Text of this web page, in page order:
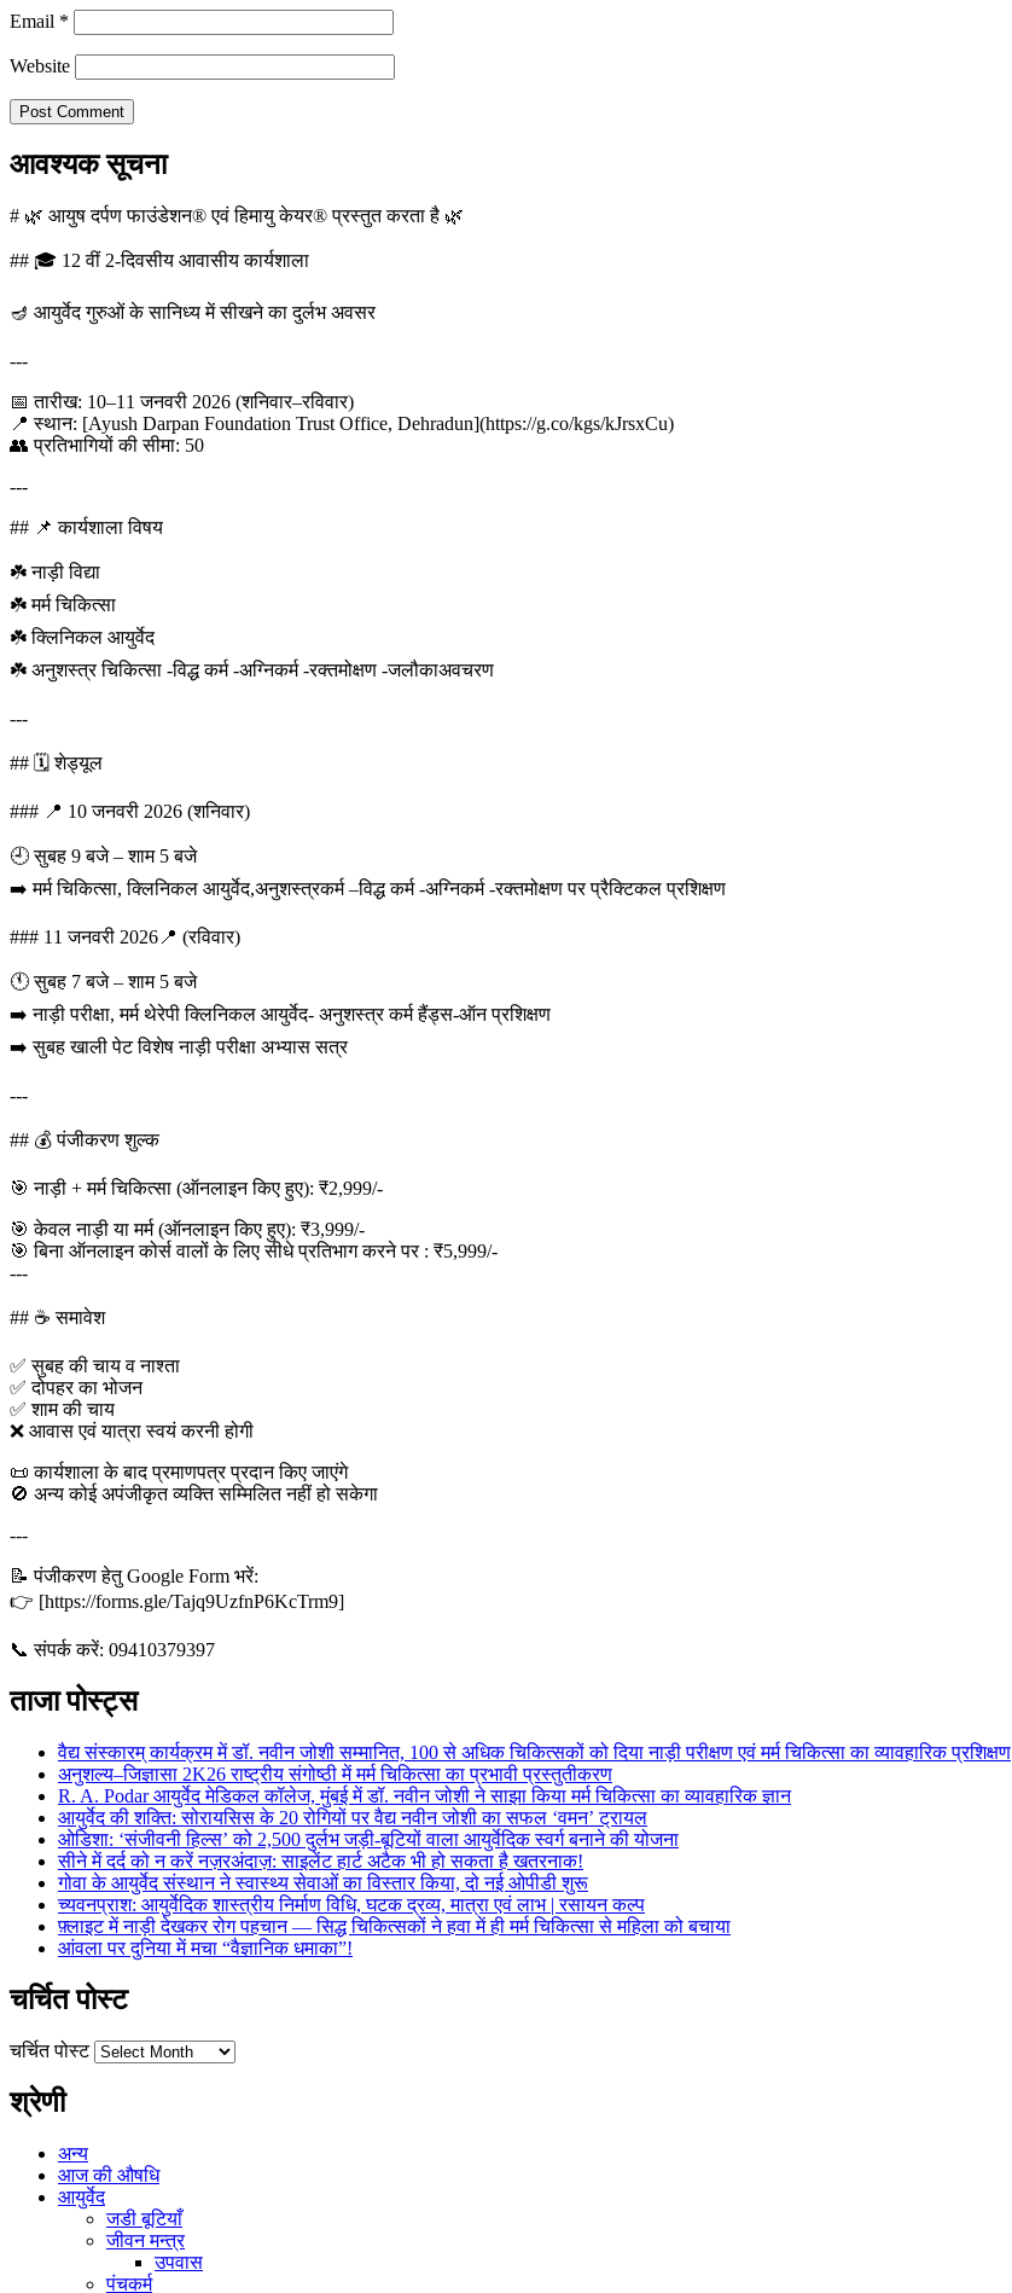
Email *
Website
आवश्यक सूचना
# 🌿 आयुष दर्पण फाउंडेशन® एवं हिमायु केयर® प्रस्तुत करता है 🌿
## 🎓 12 वीं 2-दिवसीय आवासीय कार्यशाला
🪔 आयुर्वेद गुरुओं के सानिध्य में सीखने का दुर्लभ अवसर
---
📅 तारीख: 10–11 जनवरी 2026 (शनिवार–रविवार)
📍 स्थान: [Ayush Darpan Foundation Trust Office, Dehradun](https://g.co/kgs/kJrsxCu)
👥 प्रतिभागियों की सीमा: 50
---
## 📌 कार्यशाला विषय
☘️ नाड़ी विद्या
☘️ मर्म चिकित्सा
☘️ क्लिनिकल आयुर्वेद
☘️ अनुशस्त्र चिकित्सा -विद्ध कर्म -अग्निकर्म -रक्तमोक्षण -जलौकाअवचरण
---
## 🗓️ शेड्यूल
### 📍 10 जनवरी 2026 (शनिवार)
🕘 सुबह 9 बजे – शाम 5 बजे
➡️ मर्म चिकित्सा, क्लिनिकल आयुर्वेद,अनुशस्त्रकर्म –विद्ध कर्म -अग्निकर्म -रक्तमोक्षण पर प्रैक्टिकल प्रशिक्षण
### 11 जनवरी 2026📍 (रविवार)
🕚 सुबह 7 बजे – शाम 5 बजे
➡️ नाड़ी परीक्षा, मर्म थेरेपी क्लिनिकल आयुर्वेद- अनुशस्त्र कर्म हैंड्स-ऑन प्रशिक्षण
➡️ सुबह खाली पेट विशेष नाड़ी परीक्षा अभ्यास सत्र
---
## 💰 पंजीकरण शुल्क
🎯 नाड़ी + मर्म चिकित्सा (ऑनलाइन किए हुए): ₹2,999/-
🎯 केवल नाड़ी या मर्म (ऑनलाइन किए हुए): ₹3,999/-
🎯 बिना ऑनलाइन कोर्स वालों के लिए सीधे प्रतिभाग करने पर : ₹5,999/-
---
## ☕ समावेश
✅ सुबह की चाय व नाश्ता
✅ दोपहर का भोजन
✅ शाम की चाय
❌ आवास एवं यात्रा स्वयं करनी होगी
📜 कार्यशाला के बाद प्रमाणपत्र प्रदान किए जाएंगे
🚫 अन्य कोई अपंजीकृत व्यक्ति सम्मिलित नहीं हो सकेगा
---
📝 पंजीकरण हेतु Google Form भरें:
👉 [https://forms.gle/Tajq9UzfnP6KcTrm9]
📞 संपर्क करें: 09410379397
ताजा पोस्ट्स
वैद्य संस्कारम् कार्यक्रम में डॉ. नवीन जोशी सम्मानित, 100 से अधिक चिकित्सकों को दिया नाड़ी परीक्षण एवं मर्म चिकित्सा का व्यावहारिक प्रशिक्षण
अनुशल्य–जिज्ञासा 2K26 राष्ट्रीय संगोष्ठी में मर्म चिकित्सा का प्रभावी प्रस्तुतीकरण
R. A. Podar आयुर्वेद मेडिकल कॉलेज, मुंबई में डॉ. नवीन जोशी ने साझा किया मर्म चिकित्सा का व्यावहारिक ज्ञान
आयुर्वेद की शक्ति: सोरायसिस के 20 रोगियों पर वैद्य नवीन जोशी का सफल ‘वमन’ ट्रायल
ओडिशा: ‘संजीवनी हिल्स’ को 2,500 दुर्लभ जड़ी-बूटियों वाला आयुर्वेदिक स्वर्ग बनाने की योजना
सीने में दर्द को न करें नज़रअंदाज़: साइलेंट हार्ट अटैक भी हो सकता है खतरनाक!
गोवा के आयुर्वेद संस्थान ने स्वास्थ्य सेवाओं का विस्तार किया, दो नई ओपीडी शुरू
च्यवनप्राश: आयुर्वेदिक शास्त्रीय निर्माण विधि, घटक द्रव्य, मात्रा एवं लाभ | रसायन कल्प
फ़्लाइट में नाड़ी देखकर रोग पहचान — सिद्ध चिकित्सकों ने हवा में ही मर्म चिकित्सा से महिला को बचाया
आंवला पर दुनिया में मचा “वैज्ञानिक धमाका”!
चर्चित पोस्ट
चर्चित पोस्ट
श्रेणी
अन्य
आज की औषधि
आयुर्वेद
जडी बूटियाँ
जीवन मन्त्र
उपवास
पंचकर्म